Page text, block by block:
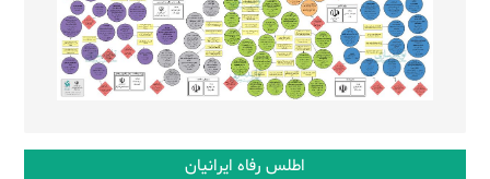
اطلس رفاه ایرانیان